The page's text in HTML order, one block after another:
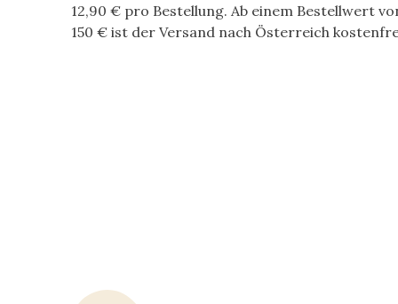
12,90 € pro Bestellung. Ab einem Bestellwert
150 € ist der Versand nach Österreich